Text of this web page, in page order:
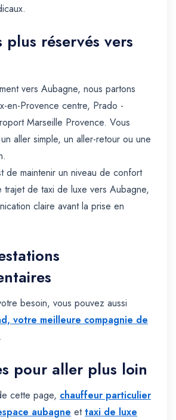
plus réservés vers
vers Aubagne, nous partons
en-Provence centre, Prado -
Marseille Provence. Vous
aller simple, un aller-retour ou une
de maintenir un niveau de confort
trajet de taxi de luxe vers Aubagne,
claire avant la prise en
besoin, vous pouvez aussi
votre meilleure compagnie de
.
pour aller plus loin
cette page, chauffeur particulier
aubagne ettaxi de luxe